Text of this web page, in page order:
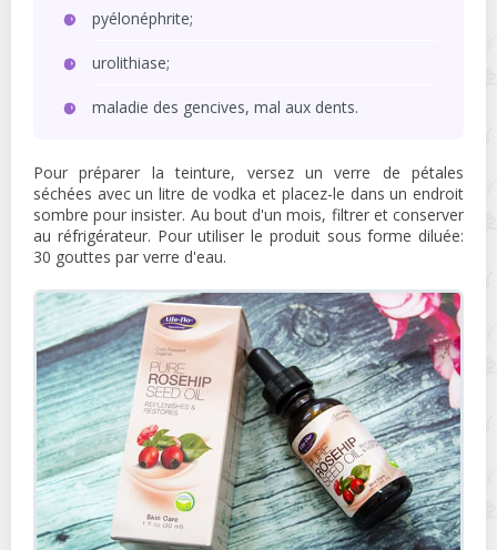
pyélonéphrite;
urolithiase;
maladie des gencives, mal aux dents.
Pour préparer la teinture, versez un verre de pétales
séchées avec un litre de vodka et placez-le dans un endroit
sombre pour insister. Au bout d'un mois, filtrer et conserver
au réfrigérateur. Pour utiliser le produit sous forme diluée:
30 gouttes par verre d'eau.